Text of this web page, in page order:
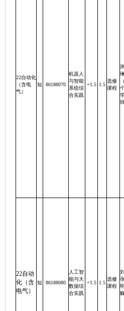
22自动化
（含电
气）
短 86188070
机器人
与智能
系统综
合实践
+1.5 1.5
选修
课程
22自动
化（含
电气）
短 86188080
人工智
能与大
数据综
合实践
+1.5 1.5
选修
课程